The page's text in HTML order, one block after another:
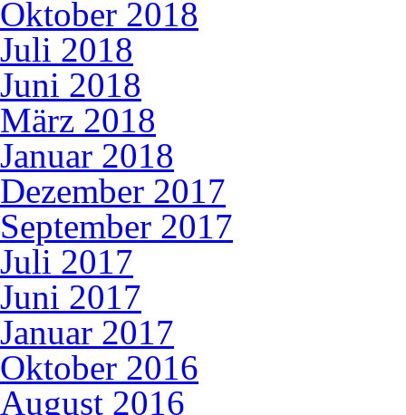
Oktober 2018
Juli 2018
Juni 2018
März 2018
Januar 2018
Dezember 2017
September 2017
Juli 2017
Juni 2017
Januar 2017
Oktober 2016
August 2016